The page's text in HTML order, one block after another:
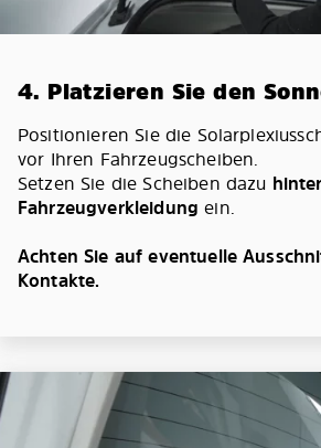
4. Platzieren Sie den
Positionieren Sie die
vor Ihren Fahrzeugscheiben.
Setzen Sie die Scheiben dazu
Fahrzeugverkleidung ein.
Achten Sie auf eventuelle
Kontakte.